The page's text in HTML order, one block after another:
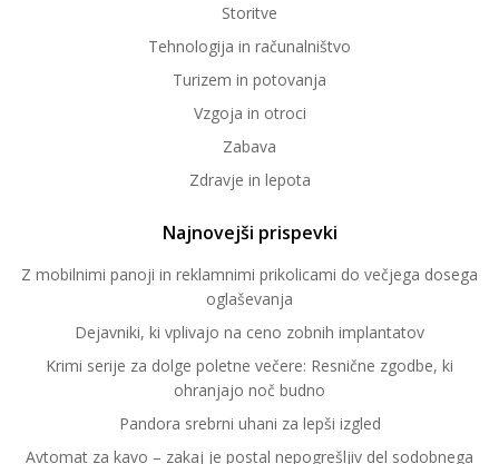
Storitve
Tehnologija in računalništvo
Turizem in potovanja
Vzgoja in otroci
Zabava
Zdravje in lepota
Najnovejši prispevki
Z mobilnimi panoji in reklamnimi prikolicami do večjega dosega
oglaševanja
Dejavniki, ki vplivajo na ceno zobnih implantatov
Krimi serije za dolge poletne večere: Resnične zgodbe, ki
ohranjajo noč budno
Pandora srebrni uhani za lepši izgled
Avtomat za kavo – zakaj je postal nepogrešljiv del sodobnega